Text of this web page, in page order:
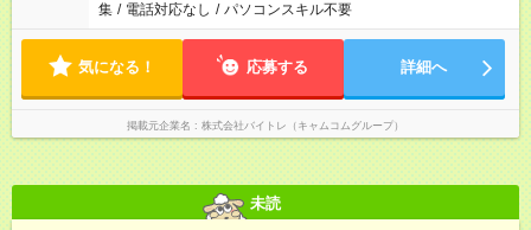
集 / 電話対応なし / パソコンスキル不要
気になる！ 応募する 詳細へ
掲載元企業名 株式会社バイトレ（キャムコムグループ）
未読